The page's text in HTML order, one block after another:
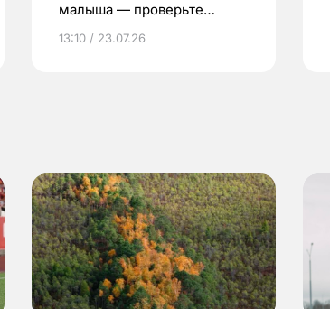
малыша — проверьте
по ОМС!
13:10 / 23.07.26